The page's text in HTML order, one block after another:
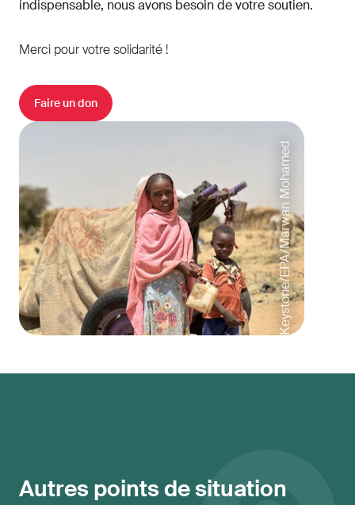
Keystone/EPA/Marwan Mohamed
indispensable, nous avons besoin de votre soutien.
Merci pour votre solidarité !
Faire un don
Autres points de situation